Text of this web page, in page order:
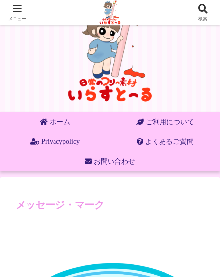
ホーム ご利用について
Privacypolicy よくあるご質問
お問い合わせ
メッセージ・マーク
メニュー 検索